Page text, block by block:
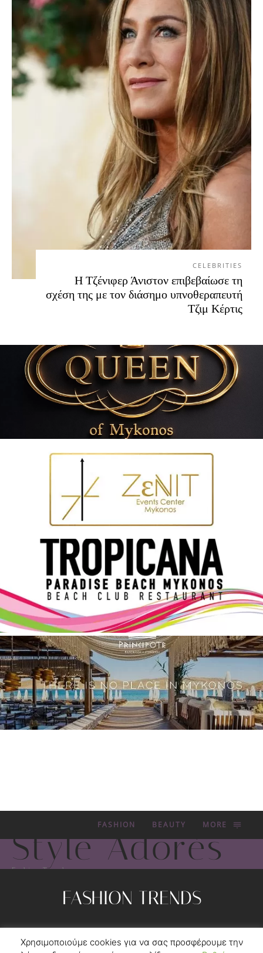
CELEBRITIES
Η Τζένιφερ Άνιστον επιβεβαίωσε τη
σχέση της με τον διάσημο υπνοθεραπευτή
Τζιμ Κέρτις
FASHION BEAUTY MORE
Style Adorés
Fashion Trends
FASHION TRENDS
Χρησιμοποιούμε cookies για να σας προσφέρουμε την